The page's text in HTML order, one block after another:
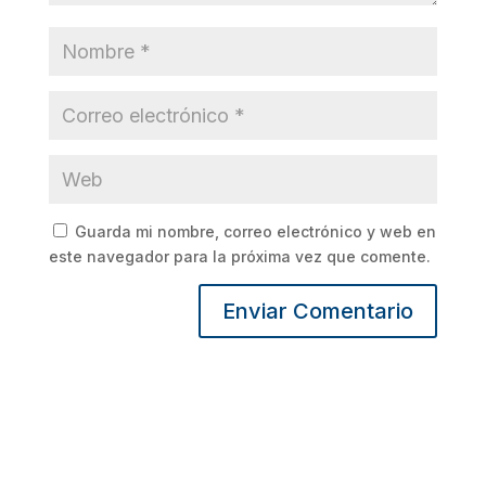
Guarda mi nombre, correo electrónico y web en
este navegador para la próxima vez que comente.